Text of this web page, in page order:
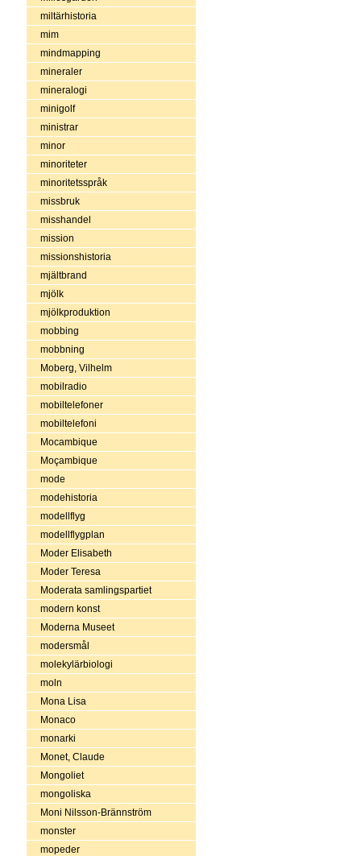
miltärhistoria
mim
mindmapping
mineraler
mineralogi
minigolf
ministrar
minor
minoriteter
minoritetsspråk
missbruk
misshandel
mission
missionshistoria
mjältbrand
mjölk
mjölkproduktion
mobbing
mobbning
Moberg, Vilhelm
mobilradio
mobiltelefoner
mobiltelefoni
Mocambique
Moçambique
mode
modehistoria
modellflyg
modellflygplan
Moder Elisabeth
Moder Teresa
Moderata samlingspartiet
modern konst
Moderna Museet
modersmål
molekylärbiologi
moln
Mona Lisa
Monaco
monarki
Monet, Claude
Mongoliet
mongoliska
Moni Nilsson-Brännström
monster
mopeder